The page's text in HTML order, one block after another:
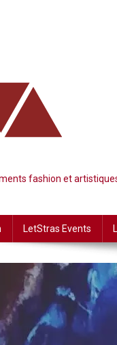
fashion et
LetStras Events